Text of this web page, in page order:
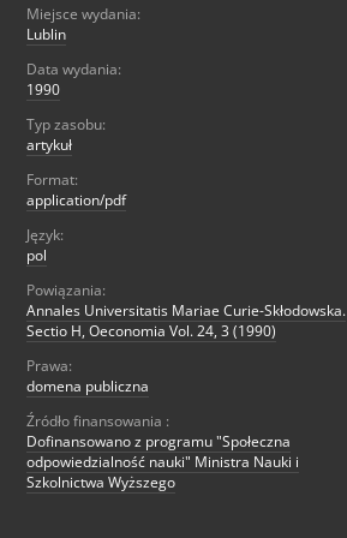
Miejsce wydania:
Lublin
Data wydania:
1990
Typ zasobu:
artykuł
Format:
application/pdf
Język:
pol
Powiązania:
Annales Universitatis Mariae Curie-Skłodowska.
Sectio H, Oeconomia Vol. 24, 3 (1990)
Prawa:
domena publiczna
Źródło finansowania :
Dofinansowano z programu "Społeczna
odpowiedzialność nauki" Ministra Nauki i
Szkolnictwa Wyższego